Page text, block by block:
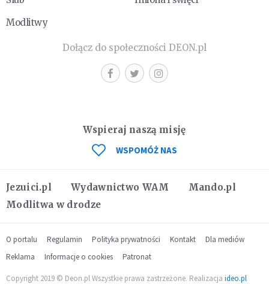
Modlitwy
Dołącz do społeczności DEON.pl
Jezuici.pl Wydawnictwo WAM
Mando.pl
Modlitwa w drodze
Wspieraj naszą misję
WSPOMÓŻ NAS
O portalu Regulamin Polityka prywatności Kontakt
Dla mediów
Reklama
Informacje o cookies Patronat
Copyright 2019 © Deon.pl Wszystkie prawa zastrzeżone. Realizacja ideo.pl